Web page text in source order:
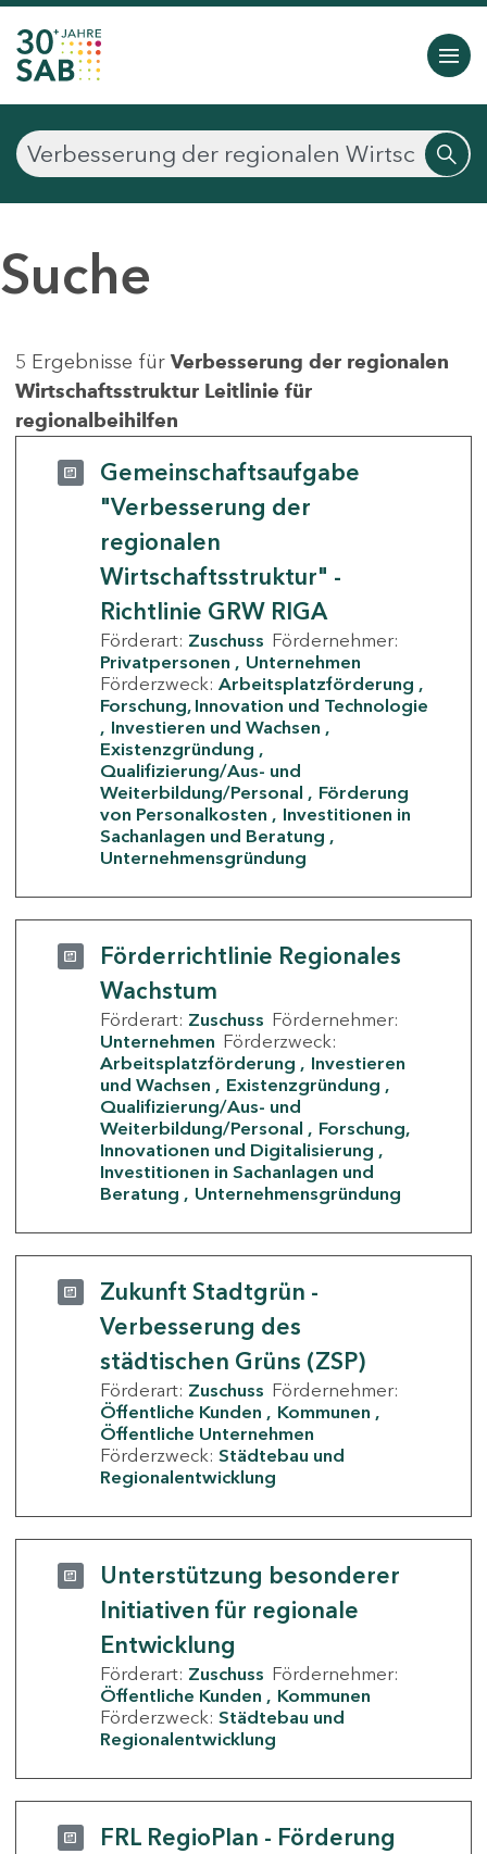
Suche
5 Ergebnisse für Verbesserung der regionalen
Wirtschaftsstruktur Leitlinie für
regionalbeihilfen
Gemeinschaftsaufgabe
"Verbesserung der
regionalen
Wirtschaftsstruktur" -
Richtlinie GRW RIGA
Förderart: Zuschuss Fördernehmer:
Privatpersonen
Unternehmen
Förderzweck: Arbeitsplatzförderung
Forschung, Innovation und Technologie
Investieren und Wachsen
Existenzgründung
Qualifizierung/Aus- und
Weiterbildung/Personal
Förderung
von Personalkosten
Investitionen in
Sachanlagen und Beratung
Unternehmensgründung
Förderrichtlinie Regionales
Wachstum
Förderart: Zuschuss Fördernehmer:
Unternehmen Förderzweck:
Arbeitsplatzförderung
Investieren
und Wachsen
Existenzgründung
Qualifizierung/Aus- und
Weiterbildung/Personal
Forschung,
Innovationen und Digitalisierung
Investitionen in Sachanlagen und
Beratung
Unternehmensgründung
Zukunft Stadtgrün -
Verbesserung des
städtischen Grüns (ZSP)
Förderart: Zuschuss Fördernehmer:
Öffentliche Kunden
Kommunen
Öffentliche Unternehmen
Förderzweck: Städtebau und
Regionalentwicklung
Unterstützung besonderer
Initiativen für regionale
Entwicklung
Förderart: Zuschuss Fördernehmer:
Öffentliche Kunden
Kommunen
Förderzweck: Städtebau und
Regionalentwicklung
FRL RegioPlan - Förderung